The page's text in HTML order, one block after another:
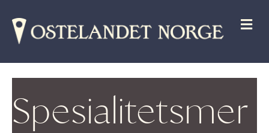
Spesialitetsmer